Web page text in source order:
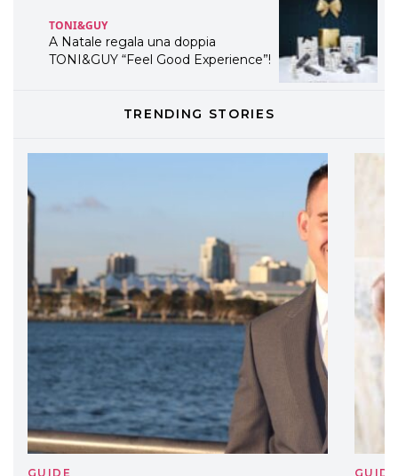
TONI&GUY “Feel Good Experience”!
eco-sostenibile linea di prodotti
preziosi per un regalo adatto ad
TRENDING STORIES
GUIDE GUIDE